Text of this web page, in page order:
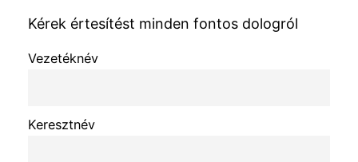
Kérek értesítést minden fontos dologról
Vezetéknév
Keresztnév